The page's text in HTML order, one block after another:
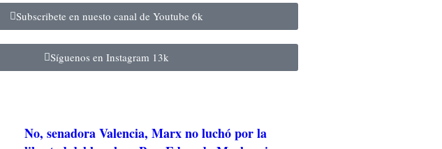
Subscribete en nuesto canal de Youtube 6k
Síguenos en Instagram 13k
No, senadora Valencia, Marx no luchó por la